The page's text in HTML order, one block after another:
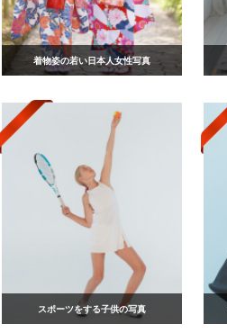
着物姿の若い日本人女性写真
スポーツをする子供の写真